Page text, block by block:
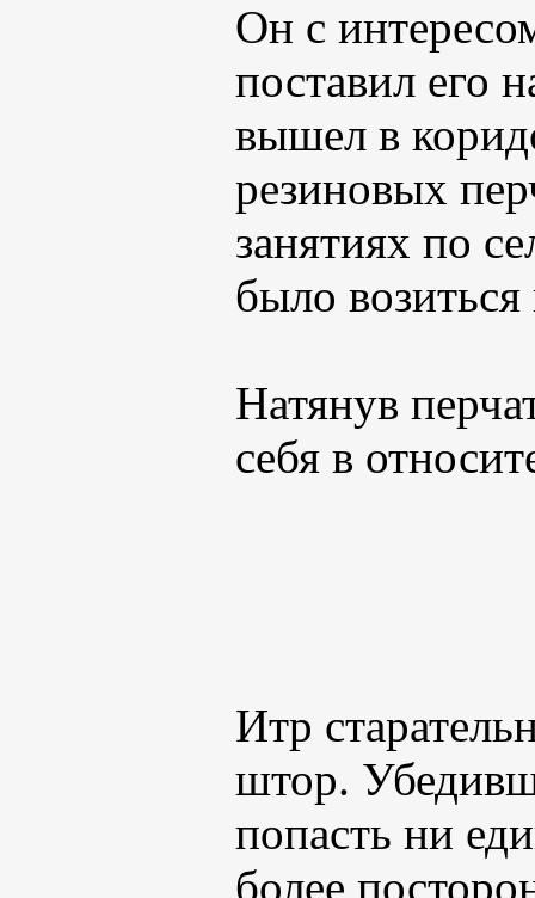
Он с
поставил его
вышел в
резиновых
занятиях по
было возиться
Натянув
себя в
Итр
штор.
попасть ни
более